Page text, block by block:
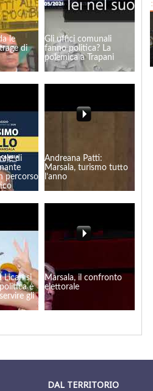
le
di
Gli uffici comunali
fanno politica? La
polemica a Trapani
di
percorso
Andreana Patti:
Marsala, turismo tutto
l’anno
Licari si
è
gli
Marsala, il confronto
elettorale
DAL TERRITORIO